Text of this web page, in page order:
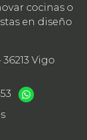
cocinas o
en diseño
Vigo